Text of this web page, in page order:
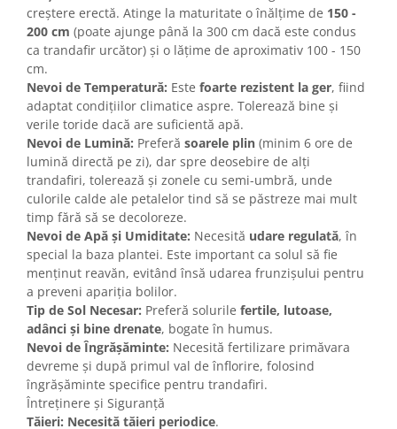
creștere erectă. Atinge la maturitate o înălțime de 150 -
200 cm (poate ajunge până la 300 cm dacă este condus
ca trandafir urcător) și o lățime de aproximativ 100 - 150
cm.
Nevoi de Temperatură: Este foarte rezistent la ger, fiind
adaptat condițiilor climatice aspre. Tolerează bine și
verile toride dacă are suficientă apă.
Nevoi de Lumină: Preferă soarele plin (minim 6 ore de
lumină directă pe zi), dar spre deosebire de alți
trandafiri, tolerează și zonele cu semi-umbră, unde
culorile calde ale petalelor tind să se păstreze mai mult
timp fără să se decoloreze.
Nevoi de Apă și Umiditate: Necesită udare regulată, în
special la baza plantei. Este important ca solul să fie
menținut reavăn, evitând însă udarea frunzișului pentru
a preveni apariția bolilor.
Tip de Sol Necesar: Preferă solurile fertile, lutoase,
adânci și bine drenate, bogate în humus.
Nevoi de Îngrășăminte: Necesită fertilizare primăvara
devreme și după primul val de înflorire, folosind
îngrășăminte specifice pentru trandafiri.
Întreținere și Siguranță
Tăieri: Necesită tăieri periodice.